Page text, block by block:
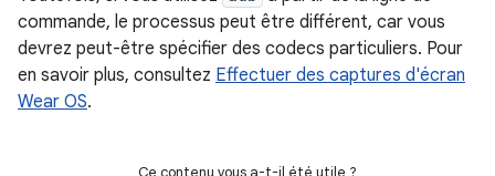
commande, le processus peut être différent, car vous
devrez peut-être spécifier des codecs particuliers. Pour
en savoir plus, consultez Effectuer des captures d'écran
Wear OS.
Ce contenu vous a-t-il été utile ?